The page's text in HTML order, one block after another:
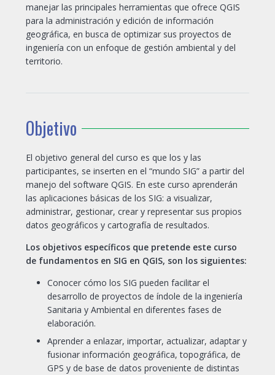
manejar las principales herramientas que ofrece QGIS
para la administración y edición de información
geográfica, en busca de optimizar sus proyectos de
ingeniería con un enfoque de gestión ambiental y del
territorio.
Objetivo
El objetivo general del curso es que los y las
participantes, se inserten en el “mundo SIG” a partir del
manejo del software QGIS. En este curso aprenderán
las aplicaciones básicas de los SIG: a visualizar,
administrar, gestionar, crear y representar sus propios
datos geográficos y cartografía de resultados.
Los objetivos específicos que pretende este curso
de fundamentos en SIG en QGIS, son los siguientes:
Conocer cómo los SIG pueden facilitar el
desarrollo de proyectos de índole de la ingeniería
Sanitaria y Ambiental en diferentes fases de
elaboración.
Aprender a enlazar, importar, actualizar, adaptar y
fusionar información geográfica, topográfica, de
GPS y de base de datos proveniente de distintas